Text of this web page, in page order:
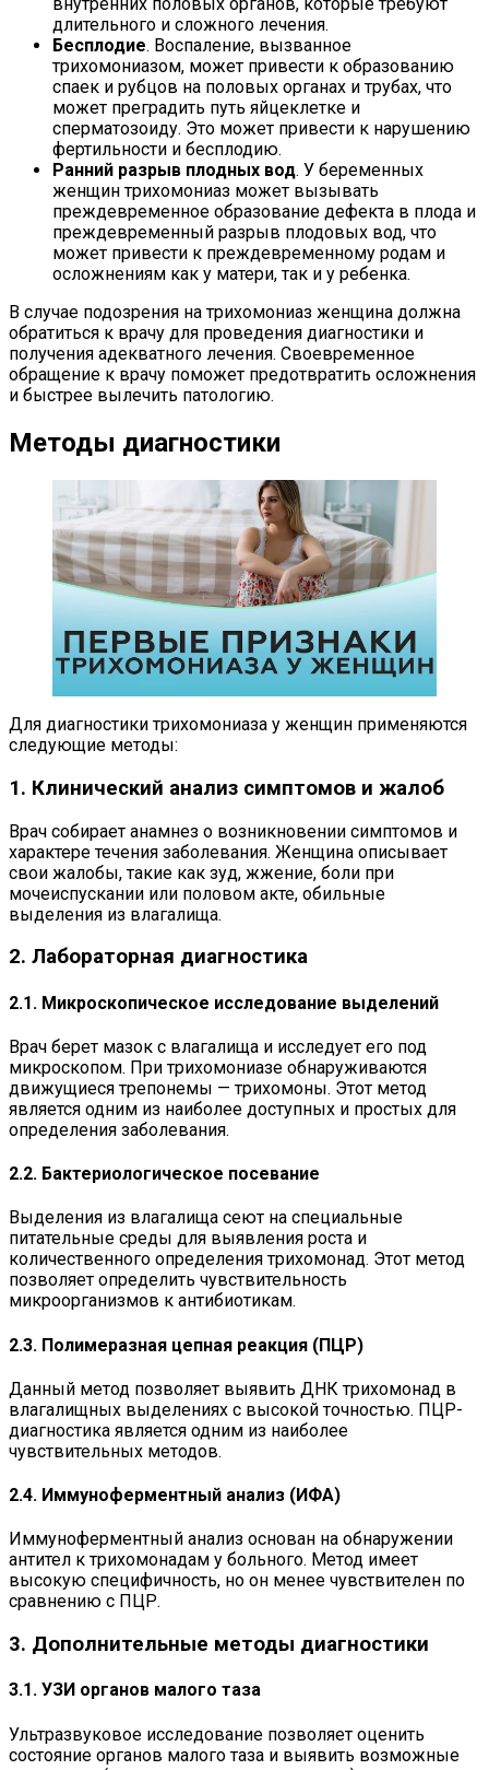
длительного и сложного лечения.
Бесплодие. Воспаление, вызванное
трихомониазом, может привести к образованию
спаек и рубцов на половых органах и трубах, что
может преградить путь яйцеклетке и
сперматозоиду. Это может привести к нарушению
фертильности и бесплодию.
Ранний разрыв плодных вод. У беременных
женщин трихомониаз может вызывать
преждевременное образование дефекта в плода и
преждевременный разрыв плодовых вод, что
может привести к преждевременному родам и
осложнениям как у матери, так и у ребенка.
В случае подозрения на трихомониаз женщина должна
обратиться к врачу для проведения диагностики и
получения адекватного лечения. Своевременное
обращение к врачу поможет предотвратить осложнения
и быстрее вылечить патологию.
Методы диагностики
Для диагностики трихомониаза у женщин применяются
следующие методы:
1. Клинический анализ симптомов и жалоб
Врач собирает анамнез о возникновении симптомов и
характере течения заболевания. Женщина описывает
свои жалобы, такие как зуд, жжение, боли при
мочеиспускании или половом акте, обильные
выделения из влагалища.
2. Лабораторная диагностика
2.1. Микроскопическое исследование выделений
Врач берет мазок с влагалища и исследует его под
микроскопом. При трихомониазе обнаруживаются
движущиеся трепонемы — трихомоны. Этот метод
является одним из наиболее доступных и простых для
определения заболевания.
2.2. Бактериологическое посевание
Выделения из влагалища сеют на специальные
питательные среды для выявления роста и
количественного определения трихомонад. Этот метод
позволяет определить чувствительность
микроорганизмов к антибиотикам.
2.3. Полимеразная цепная реакция (ПЦР)
Данный метод позволяет выявить ДНК трихомонад в
влагалищных выделениях с высокой точностью. ПЦР-
диагностика является одним из наиболее
чувствительных методов.
2.4. Иммуноферментный анализ (ИФА)
Иммуноферментный анализ основан на обнаружении
антител к трихомонадам у больного. Метод имеет
высокую специфичность, но он менее чувствителен по
сравнению с ПЦР.
3. Дополнительные методы диагностики
3.1. УЗИ органов малого таза
Ультразвуковое исследование позволяет оценить
состояние органов малого таза и выявить возможные